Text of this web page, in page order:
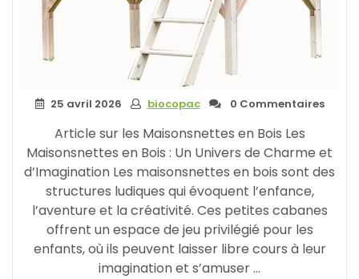
25 avril 2026 biocopac 0 Commentaires
Article sur les Maisonsnettes en Bois Les
Maisonsnettes en Bois : Un Univers de Charme et
d’Imagination Les maisonsnettes en bois sont des
structures ludiques qui évoquent l’enfance,
l’aventure et la créativité. Ces petites cabanes
offrent un espace de jeu privilégié pour les
enfants, où ils peuvent laisser libre cours à leur
imagination et s’amuser …